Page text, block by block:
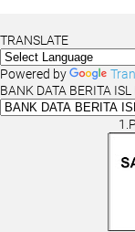
TRANSLATE
Powered by
BANK DATA BERITA